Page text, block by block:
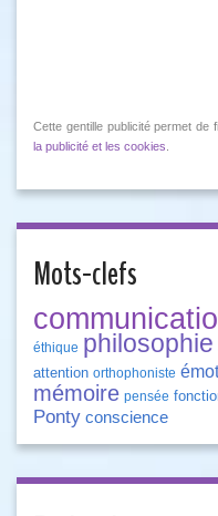
Cette gentille publicité permet de
la publicité et les cookies
Mots-clefs
éthique philosophie
attention orthophoniste
mémoire pensée
Ponty conscience